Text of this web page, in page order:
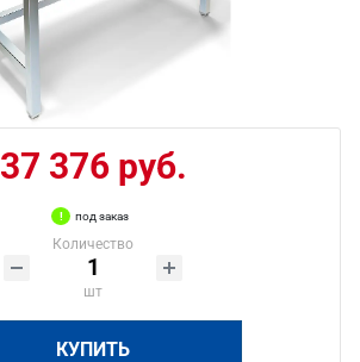
37 376 руб.
под заказ
Количество
шт
КУПИТЬ